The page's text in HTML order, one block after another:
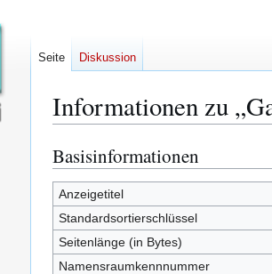
Informationen zu
Zur
Navigation
springen
Zur
Suche
springen
Basisinformationen
Anzeigetitel
Standardsortierschlüssel
Seitenlänge (in Bytes)
Namensraumkennnummer
Seite Diskussion